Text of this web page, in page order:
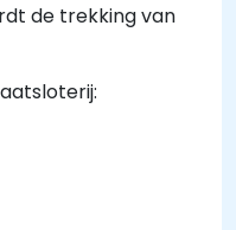
de trekking van